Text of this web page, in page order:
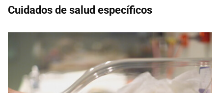
Cuidados de salud específicos